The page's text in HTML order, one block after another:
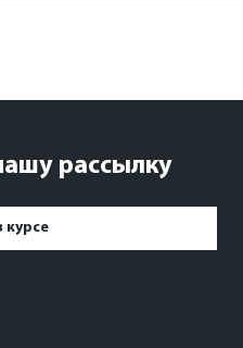
рассылку
курсе